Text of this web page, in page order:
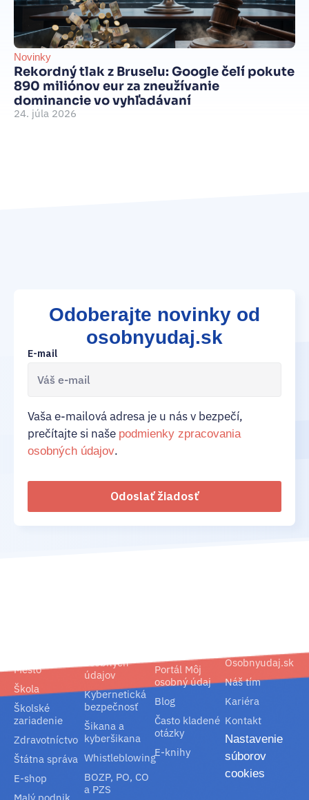
Novinky
Rekordný tlak z Bruselu: Google čelí pokute
890 miliónov eur za zneužívanie
dominancie vo vyhľadávaní
24. júla 2026
Odoberajte novinky od
osobnyudaj.sk
E-mail
Vaša e-mailová adresa je u nás v bezpečí,
prečítajte si naše podmienky zpracovania
osobných údajov.
Odoslať žiadosť
Mesto
Škola
Školské
zariadenie
Zdravotníctvo
Štátna správa
E-shop
osobných
údajov
Kybernetická
bezpečnosť
Šikana a
kyberšikana
Whistleblowing
BOZP, PO, CO
a PZS
Portál Môj
osobný údaj
Blog
Často kladené
otázky
E-knihy
Osobnyudaj.sk
Náš tím
Kariéra
Kontakt
Nastavenie
súborov
cookies